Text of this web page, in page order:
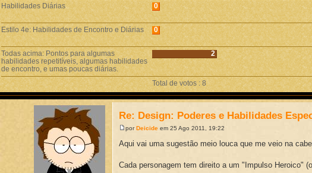
Habilidades Diárias
0
Estilo 4e: Habilidades de Encontro e Diárias
0
Todas acima: Pontos para algumas
habilidades repetitíveis, algumas habilidades
de encontro, e umas poucas diárias.
2
Total de votos : 8
Re: Design: Poderes e Habilidades
porDeicide em 25 Ago 2011, 19:22
Aqui vai uma sugestão meio louca que me veio na
Cada personagem tem direito a um "Impulso Heroico"